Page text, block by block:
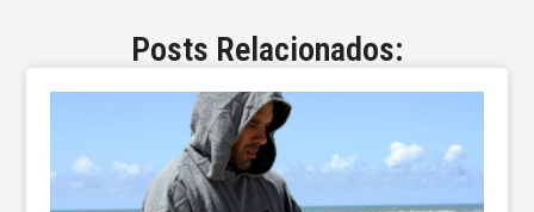
Posts Relacionados: